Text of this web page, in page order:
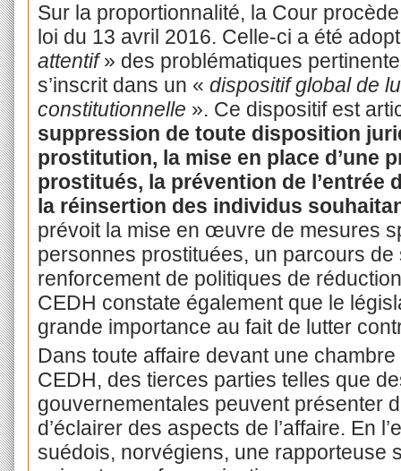
Sur la proportionnalité, la Cour
loi du 13 avril 2016. Celle-ci a été
attentif» des problématiques
s’inscrit dans un « dispositif global de
constitutionnelle ». Ce dispositif est
suppression de toute disposition
prostitution, la mise en place d’une
prostitués, la prévention de l’entrée
la réinsertion des individus
prévoit la mise en œuvre de mesures
personnes prostituées, un parcours
renforcement de politiques de
CEDH constate également que le
grande importance au fait de lutter
Dans toute affaire devant une
CEDH, des tierces parties telles que
gouvernementales peuvent présenter
d’éclairer des aspects de l’affaire. En
suédois, norvégiens, une rapporteuse